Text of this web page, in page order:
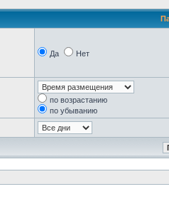
Да Нет
по возрастанию
по убыванию